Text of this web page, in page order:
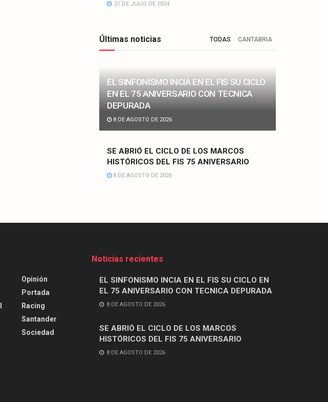
21 DE JULIO DE 2024
Últimas noticias TODAS CANTABRIA
EL SINFONISMO INCIA EN EL FIS SU CICLO
EN EL 75 ANIVERSARIO CON TECNICA
DEPURADA
8 DE AGOSTO DE 2026
SE ABRIÓ EL CICLO DE LOS MARCOS
HISTÓRICOS DEL FIS 75 ANIVERSARIO
8 DE AGOSTO DE 2026
Opinión
Portada
Racing
Santander
Sociedad
Noticias recientes
EL SINFONISMO INCIA EN EL FIS SU CICLO EN
EL 75 ANIVERSARIO CON TECNICA DEPURADA
8 DE AGOSTO DE 2026
SE ABRIÓ EL CICLO DE LOS MARCOS
HISTÓRICOS DEL FIS 75 ANIVERSARIO
8 DE AGOSTO DE 2026